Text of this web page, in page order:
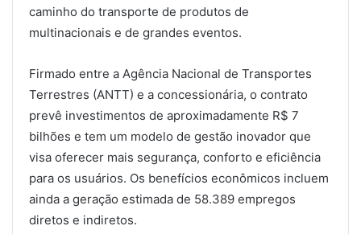
caminho do transporte de produtos de
multinacionais e de grandes eventos.
Firmado entre a Agência Nacional de Transportes
Terrestres (ANTT) e a concessionária, o contrato
prevê investimentos de aproximadamente R$ 7
bilhões e tem um modelo de gestão inovador que
visa oferecer mais segurança, conforto e eficiência
para os usuários. Os benefícios econômicos incluem
ainda a geração estimada de 58.389 empregos
diretos e indiretos.